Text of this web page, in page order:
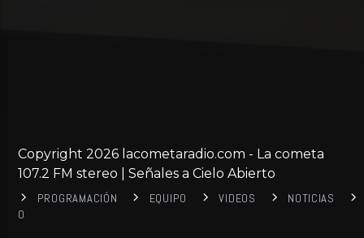
Copyright 2026 lacometaradio.com - La cometa
107.2 FM stereo | Señales a Cielo Abierto
PROGRAMACIÓN EQUIPO VIDEOS
NOTICIAS
0